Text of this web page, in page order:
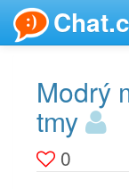
Modrý
tmy
0